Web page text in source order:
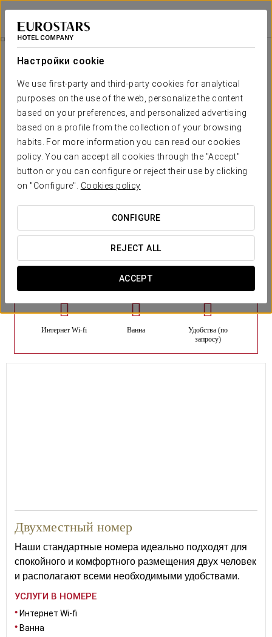
Настройки cookie
We use first-party and third-party cookies for analytical
purposes on the use of the web, personalize the content
based on your preferences, and personalized advertising
based on a profile from the collection of your browsing
habits. For more information you can read our cookies
policy. You can accept all cookies through the "Accept"
button or you can configure or reject their use by clicking
on "Configure". Cookies policy
CONFIGURE
REJECT ALL
ACCEPT
Exe Madrid Norte
МАДРИД
Номера
Необходимые вам комфорт и
отдых
Спокойствие, обилие света и просторные комнаты
главные характеристики номеров, которые отель Exe Madrid
Norte предоставляет в ваше распоряжение.
Егосовременное и функциональноеоформление дополняют
первоклассные удобства. Выберите один из 134 номеров нашего
потребностямво время визита в столицу Испании.
Интернет Wi-fi Ванна
Удобства (по
запросу)
Двухместный номер
Наши стандартные номера идеально подходят для
спокойного и комфортного размещения двух человек
и располагают всеми необходимыми удобствами.
УСЛУГИ В НОМЕРЕ
Интернет Wi-fi
Ванна